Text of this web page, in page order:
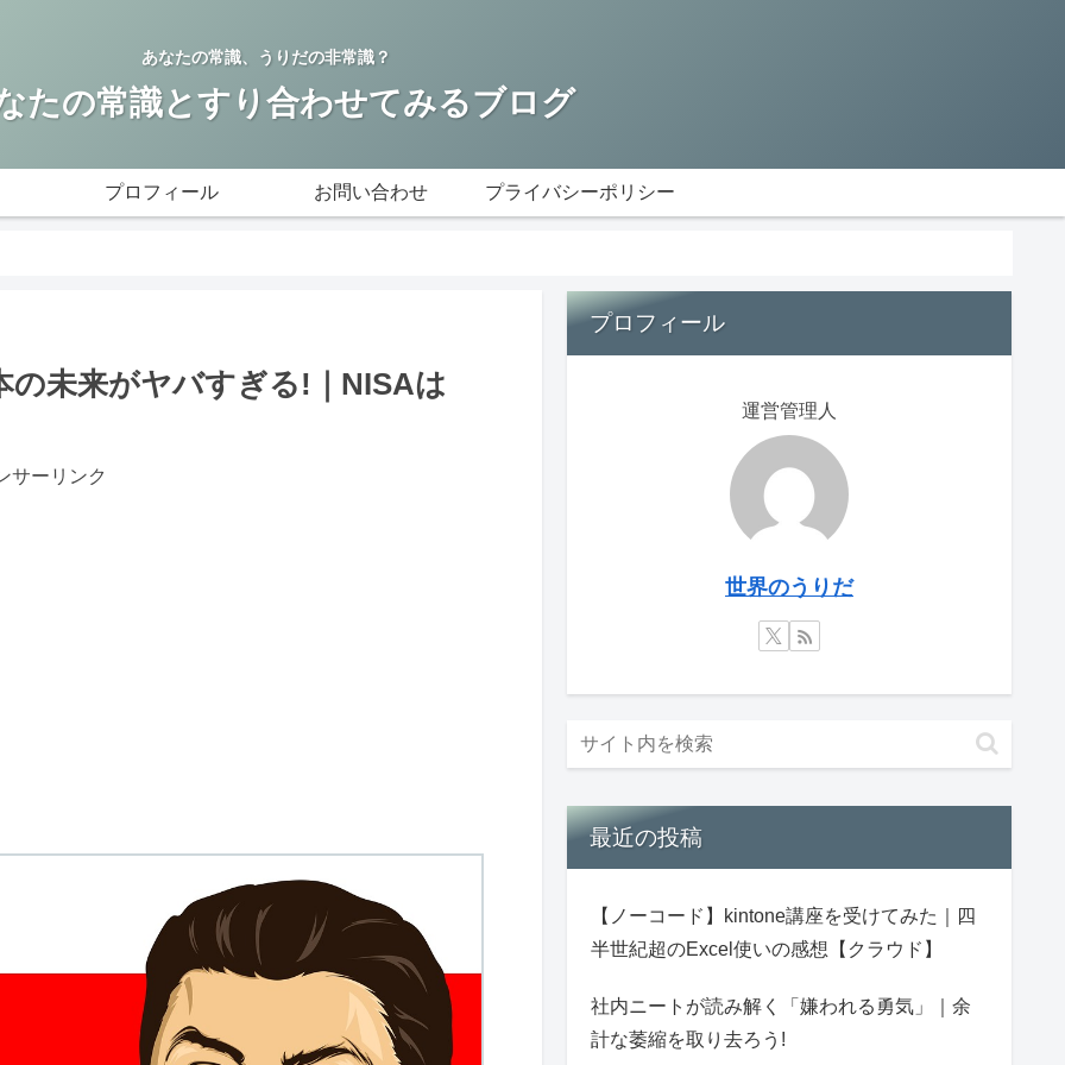
あなたの常識、うりだの非常識？
たの常識とすり合わせてみるブログ
プロフィール お問い合わせ プライバシーポリシー
の未来がヤバすぎる!｜NISAは
サーリンク
プロフィール
運営管理人
世界のうりだ
最近の投稿
【ノーコード】kintone講座を受けてみた｜四
半世紀超のExcel使いの感想【クラウド】
社内ニートが読み解く「嫌われる勇気」｜余
計な萎縮を取り去ろう!